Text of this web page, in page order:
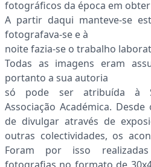
fotográficos da época em
A partir daqui manteve-se
fotografava-se e à
noite fazia-se o trabalho
Todas as imagens eram
portanto a sua autoria
só pode ser atribuída à
Associação Académica.
de divulgar através de
outras colectividades, os
Foram por isso
fotografias no formato de